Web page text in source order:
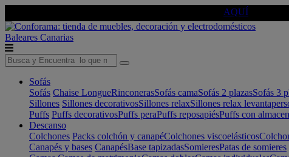
AQUÍ
Baleares Canarias
Sofás
Sofás Chaise LongueRinconerasSofás camaSofás 2 plazasSofás 3
Sillones Sillones decorativosSillones relaxSillones relax
Puffs Puffs decorativosPuffs peraPuffs reposapiésPuffs con
Descanso
Colchones Packs colchón y canapéColchones viscoelásticos
Canapés y bases CanapésBase tapizadasSomieresPatas de somieres